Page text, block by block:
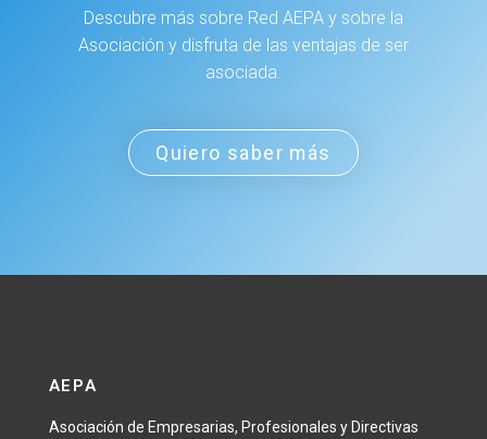
Descubre más sobre Red AEPA y sobre la
Asociación y disfruta de las ventajas de ser
asociada.
Quiero saber más
AEPA
Asociación de Empresarias, Profesionales y Directivas